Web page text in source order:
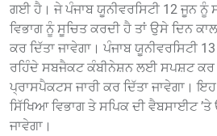
ਗਈ ਹੈ। ਜੇ ਪੰਜਾਬ ਯੂਨੀਵਰਸਿਟੀ 12 ਜੂਨ
ਵਿਭਾਗ ਨੂੰ ਸੂਚਿਤ ਕਰਦੀ ਹੈ ਤਾਂ ਉਸੇ ਦਿਨ
ਕਰ ਦਿੱਤਾ ਜਾਵੇਗਾ। ਪੰਜਾਬ ਯੂਨੀਵਰਸਿਟੀ
ਰਹਿੰਦੇ ਸਬਜੈਕਟ ਕੰਬੀਨੇਸ਼ਨ ਲਈ ਸਪਸ਼ਟ ਕਰ
ਪ੍ਰਾਸਪੈਕਟਸ ਜਾਰੀ ਕਰ ਦਿੱਤਾ ਜਾਵੇਗਾ।
ਸਿੱਖਿਆ ਵਿਭਾਗ ਤੇ ਸਪਿਕ ਦੀ ਵੈਬਸਾਈਟ
ਜਾਵੇਗਾ।